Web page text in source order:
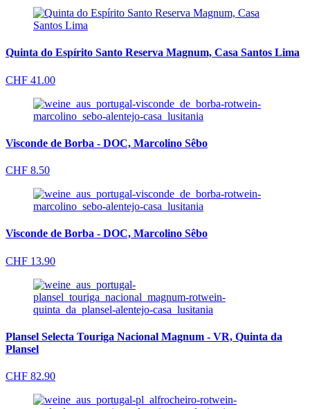
Quinta do Espírito Santo Reserva Magnum, Casa Santos Lima
CHF 41.00
Visconde de Borba - DOC, Marcolino Sêbo
CHF 8.50
Visconde de Borba - DOC, Marcolino Sêbo
CHF 13.90
Plansel Selecta Touriga Nacional Magnum - VR, Quinta da
Plansel
CHF 82.90